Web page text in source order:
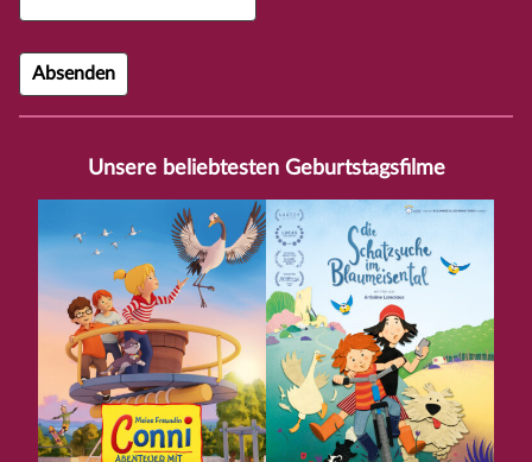
Unsere beliebtesten Geburtstagsfilme